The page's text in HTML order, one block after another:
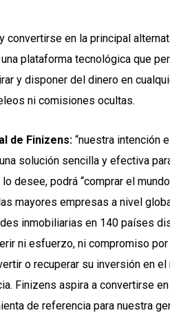
convertirse en la principal
plataforma tecnológica que
y disponer del dinero en
ni comisiones ocultas.
de Finizens: “nuestra intención
solución sencilla y efectiva
desee, podrá “comprar el
mayores empresas a nivel
inmobiliarias en 140 países
ni esfuerzo, ni compromiso
o recuperar su inversión en
Finizens aspira a convertirse
de referencia para nuestra